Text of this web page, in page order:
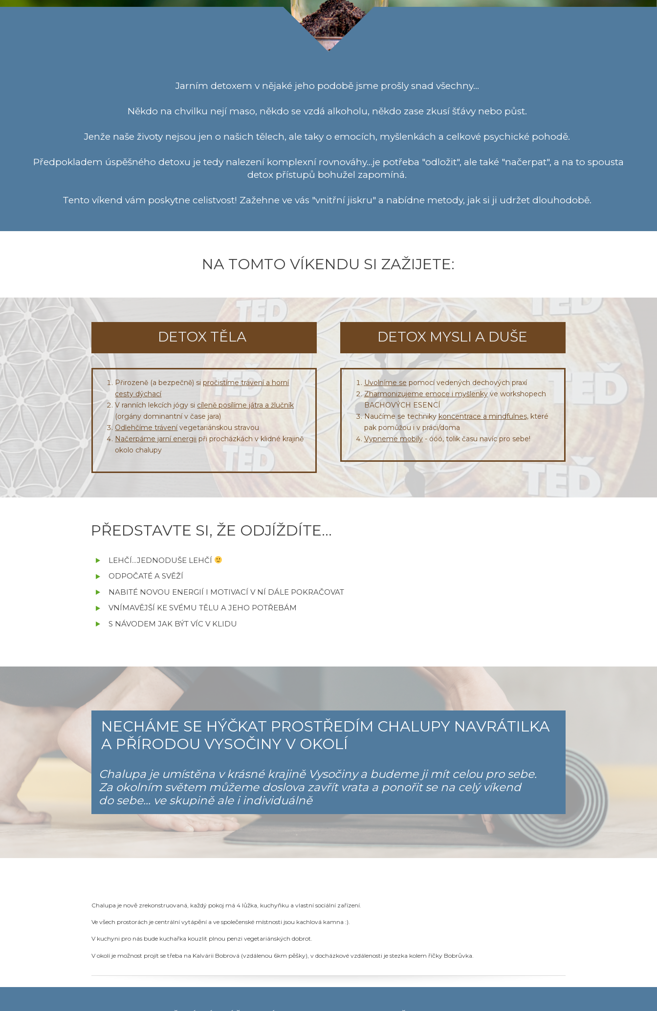
Jarním detoxem v nějaké jeho podobě jsme prošly snad všechny...
Někdo na chvilku nejí maso, někdo se vzdá alkoholu, někdo zase zkusí šťávy nebo půst.
Jenže naše životy nejsou jen o našich tělech, ale taky o emocích, myšlenkách a celkové psychické pohodě.
Předpokladem úspěšného detoxu je tedy nalezení komplexní rovnováhy...je potřeba "odložit", ale také "načerpat", a na to spousta
detox přístupů bohužel zapomíná.
Tento víkend vám poskytne celistvost! Zažehne ve vás "vnitřní jiskru" a nabídne metody, jak si ji udržet dlouhodobě.
NA TOMTO VÍKENDU SI ZAŽIJETE:
DETOX TĚLA
Přirozeně (a bezpečně) sipročistíme trávení a horní
cesty dýchací
V ranních lekcích jógy si cíleně posílíme játra a žlučník
(orgány dominantní v čase jara)
Odlehčíme trávenívegetariánskou stravou
Načerpáme jarní energii při procházkách v klidné krajině
okolo chalupy
DETOX MYSLI A DUŠE
Uvolníme se pomocí vedených dechových praxí
Zharmonizujeme emoce i myšlenkyve workshopech
BACHOVÝCH ESENCÍ
Naučíme se techniky koncentrace a mindfulnes,které
pak pomůžou i v práci/doma
Vypneme mobily- óóó, tolik času navíc pro sebe!
PŘEDSTAVTE SI, ŽE ODJÍŽDÍTE...
LEHČÍ...JEDNODUŠE LEHČÍ
ODPOČATÉ A SVĚŽÍ
NABITÉ NOVOU ENERGIÍ I MOTIVACÍ V NÍ DÁLE POKRAČOVAT
VNÍMAVĚJŠÍ KE SVÉMU TĚLU A JEHO POTŘEBÁM
S NÁVODEM JAK BÝT VÍC V KLIDU
NECHÁME SE HÝČKAT PROSTŘEDÍM CHALUPY NAVRÁTILKA
A PŘÍRODOU VYSOČINY V OKOLÍ
Chalupa je umístěna v krásné krajině Vysočiny a budeme ji mít celou pro sebe.
Za okolním světem můžeme doslova zavřít vrata a ponořit se na celý víkend
do sebe... ve skupině ale i individuálně
Chalupa je nově zrekonstruovaná, každý pokoj má 4 lůžka, kuchyňku a vlastní sociální zařízení.
Ve všech prostorách je centrální vytápění a ve společenské místnosti jsou kachlová kamna :).
V kuchyni pro nás bude kuchařka kouzlit plnou penzi vegetariánských dobrot.
V okolí je možnost projít se třeba na Kalvárii Bobrová (vzdálenou 6km pěšky), v docházkové vzdálenosti je stezka kolem říčky Bobrůvka.